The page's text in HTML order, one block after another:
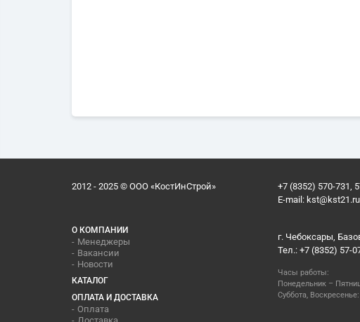
2012 - 2025 © ООО «КостИнСтрой»
+7 (8352) 570-731,
E-mail: kst@kst21.ru
О КОМПАНИИ
Менеджеры
Вакансии
Новости
КАТАЛОГ
ОПЛАТА И ДОСТАВКА
Оплата
г. Чебоксары,
Тел.: +7 (8352) 57-
Часы работы:
Понедельник –
Суббота,